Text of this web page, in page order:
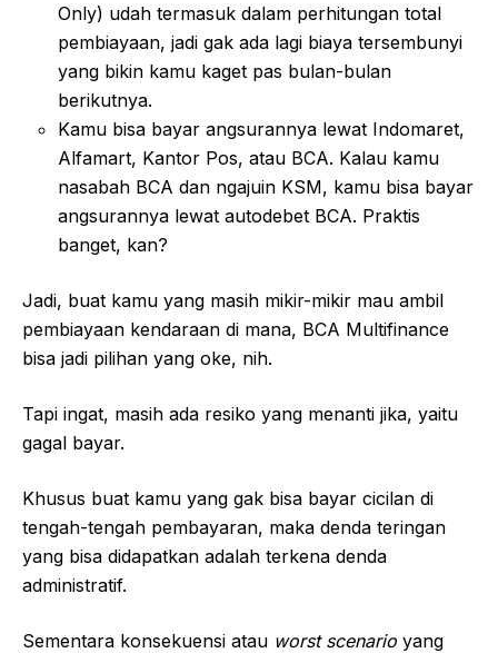
Only) udah termasuk dalam perhitungan total
pembiayaan, jadi gak ada lagi biaya tersembunyi
yang bikin kamu kaget pas bulan-bulan
berikutnya.
Kamu bisa bayar angsurannya lewat Indomaret,
Alfamart, Kantor Pos, atau BCA. Kalau kamu
nasabah BCA dan ngajuin KSM, kamu bisa bayar
angsurannya lewat autodebet BCA. Praktis
banget, kan?
Jadi, buat kamu yang masih mikir-mikir mau ambil
pembiayaan kendaraan di mana, BCA Multifinance
bisa jadi pilihan yang oke, nih.
Tapi ingat, masih ada resiko yang menanti jika, yaitu
gagal bayar.
Khusus buat kamu yang gak bisa bayar cicilan di
tengah-tengah pembayaran, maka denda teringan
yang bisa didapatkan adalah terkena denda
administratif.
Sementara konsekuensi atau worst scenario yang